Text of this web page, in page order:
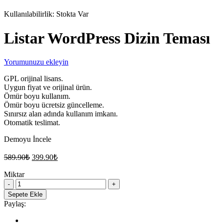
Kullanılabilirlik: Stokta Var
Listar WordPress Dizin Teması
Yorumunuzu ekleyin
GPL orijinal lisans.
Uygun fiyat ve orijinal ürün.
Ömür boyu kullanım.
Ömür boyu ücretsiz güncelleme.
Sınırsız alan adında kullanım imkanı.
Otomatik teslimat.
Demoyu İncele
589.90₺ Orijinal
399.90₺Şu
Miktar
Listar
WordPress
Dizin
Teması
quantity
Sepete Ekle
Paylaş: